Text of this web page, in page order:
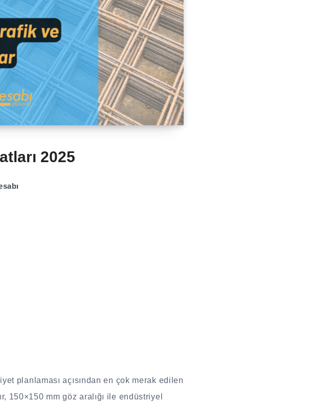
2025
planlaması açısından en çok merak edilen
150×150 mm göz aralığı ile endüstriyel